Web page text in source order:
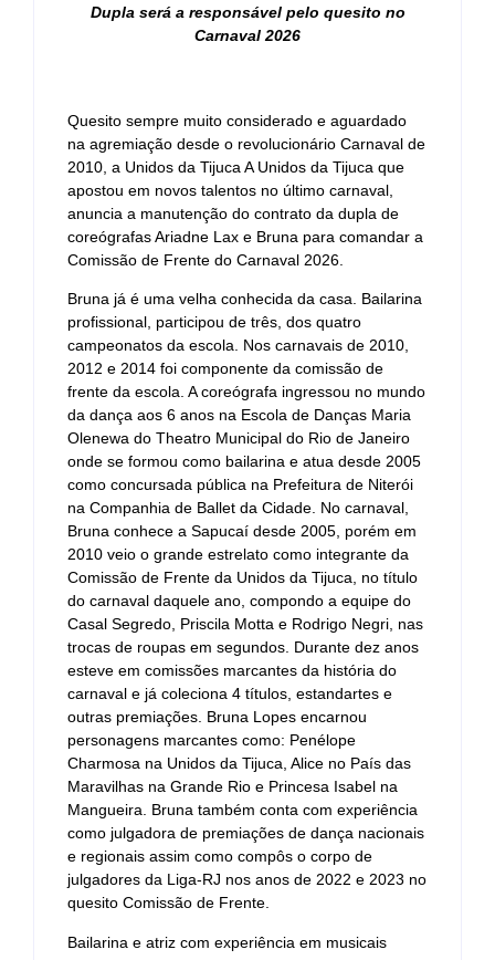
Dupla será a responsável pelo quesito no
Carnaval 2026
Quesito sempre muito considerado e aguardado
na agremiação desde o revolucionário Carnaval de
2010, a Unidos da Tijuca A Unidos da Tijuca que
apostou em novos talentos no último carnaval,
anuncia a manutenção do contrato da dupla de
coreógrafas Ariadne Lax e Bruna para comandar a
Comissão de Frente do Carnaval 2026.
Bruna já é uma velha conhecida da casa. Bailarina
profissional, participou de três, dos quatro
campeonatos da escola. Nos carnavais de 2010,
2012 e 2014 foi componente da comissão de
frente da escola. A coreógrafa ingressou no mundo
da dança aos 6 anos na Escola de Danças Maria
Olenewa do Theatro Municipal do Rio de Janeiro
onde se formou como bailarina e atua desde 2005
como concursada pública na Prefeitura de Niterói
na Companhia de Ballet da Cidade. No carnaval,
Bruna conhece a Sapucaí desde 2005, porém em
2010 veio o grande estrelato como integrante da
Comissão de Frente da Unidos da Tijuca, no título
do carnaval daquele ano, compondo a equipe do
Casal Segredo, Priscila Motta e Rodrigo Negri, nas
trocas de roupas em segundos. Durante dez anos
esteve em comissões marcantes da história do
carnaval e já coleciona 4 títulos, estandartes e
outras premiações. Bruna Lopes encarnou
personagens marcantes como: Penélope
Charmosa na Unidos da Tijuca, Alice no País das
Maravilhas na Grande Rio e Princesa Isabel na
Mangueira. Bruna também conta com experiência
como julgadora de premiações de dança nacionais
e regionais assim como compôs o corpo de
julgadores da Liga-RJ nos anos de 2022 e 2023 no
quesito Comissão de Frente.
Bailarina e atriz com experiência em musicais